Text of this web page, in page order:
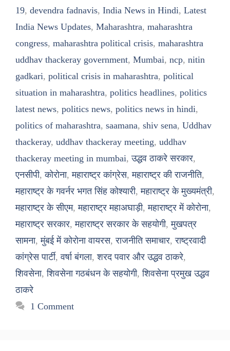
19, devendra fadnavis, India News in Hindi, Latest
India News Updates, Maharashtra, maharashtra
congress, maharashtra political crisis, maharashtra
uddhav thackeray government, Mumbai, ncp, nitin
gadkari, political crisis in maharashtra, political
situation in maharashtra, politics headlines, politics
latest news, politics news, politics news in hindi,
politics of maharashtra, saamana, shiv sena, Uddhav
thackeray, uddhav thackeray meeting, uddhav
thackeray meeting in mumbai,उद्धव ठाकरे सरकार,
एनसीपी,कोरोना,महाराष्ट्र कांग्रेस,महाराष्ट्र की राजनीति,
महाराष्ट्र के गवर्नर भगत सिंह कोश्यारी,महाराष्ट्र के मुख्यमंत्री,
महाराष्ट्र के सीएम,महाराष्ट्र महाअघाड़ी,महाराष्ट्र में कोरोना,
महाराष्ट्र सरकार,महाराष्ट्र सरकार के सहयोगी,मुखपत्र
सामना,मुंबई में कोरोना वायरस,राजनीति समाचार,राष्ट्रवादी
कांग्रेस पार्टी,वर्षा बंगला,शरद पवार और उद्धव ठाकरे,
शिवसेना,शिवसेना गठबंधन के सहयोगी,शिवसेना प्रमुख उद्धव
ठाकरे
1 Comment